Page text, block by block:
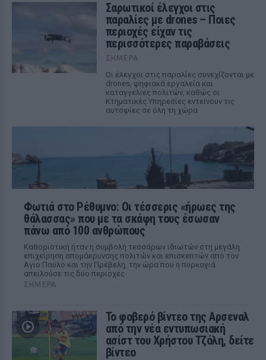
Σαρωτικοί έλεγχοι στις
παραλίες με drones – Ποιες
περιοχές είχαν τις
περισσότερες παραβάσεις
ΣΉΜΕΡΑ
Οι έλεγχοι στις παραλίες συνεχίζονται με
drones, ψηφιακά εργαλεία και
καταγγελίες πολιτών, καθώς οι
Κτηματικές Υπηρεσίες εντείνουν τις
αυτοψίες σε όλη τη χώρα
Φωτιά στο Ρέθυμνο: Οι τέσσερις «ήρωες της
θάλασσας» που με τα σκάφη τους έσωσαν
πάνω από 100 ανθρώπους
Καθοριστική ήταν η συμβολή τεσσάρων ιδιωτών στη μεγάλη
επιχείρηση απομάκρυνσης πολιτών και επισκεπτών από τον
Αγιο Παύλο και την Πρέβελη, την ώρα που η πυρκαγιά
απειλούσε τις δύο περιοχές
ΣΉΜΕΡΑ
Το φοβερό βίντεο της Αρσεναλ
από την νέα εντυπωσιακή
ασίστ του Χρήστου Τζόλη, δείτε
βίντεο